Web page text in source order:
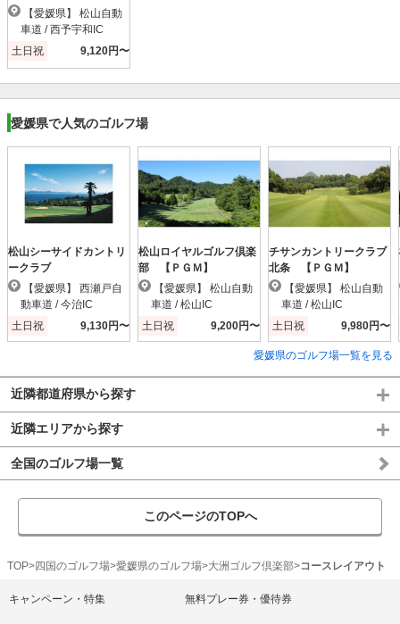
車道 / 西予宇和IC
土日祝
9,120円〜
愛媛県で人気のゴルフ場
松山シーサイドカントリ
ークラブ
動車道 / 今治IC
土日祝
9,130円〜
松山ロイヤルゴルフ倶楽
部 【ＰＧＭ】
車道 / 松山IC
土日祝
9,200円〜
チサンカントリークラブ
北条 【ＰＧＭ】
車道 / 松山IC
土日祝
9,980円〜
愛媛県のゴルフ場一覧を見る
近隣都道府県から探す
近隣エリアから探す
全国のゴルフ場一覧
このページのTOPへ
TOP 四国のゴルフ場 愛媛県のゴルフ場 大洲ゴルフ倶楽部 コースレイアウト
キャンペーン・特集 無料プレー券・優待券